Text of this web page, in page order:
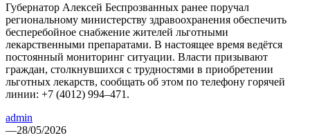
Губернатор Алексей Беспрозванных ранее поручал
региональному министерству здравоохранения обеспечить
бесперебойное снабжение жителей льготными
лекарственными препаратами. В настоящее время ведётся
постоянный мониторинг ситуации. Власти призывают
граждан, столкнувшихся с трудностями в приобретении
льготных лекарств, сообщать об этом по телефону горячей
линии: +7 (4012) 994–471.
admin
—28/05/2026